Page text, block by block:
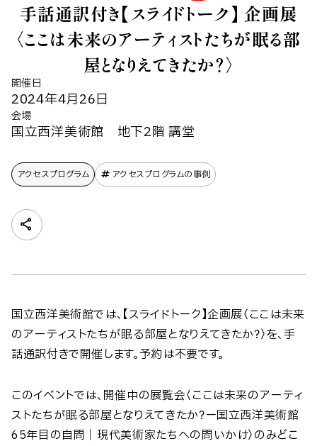
手話通訳付き【スライドトーク】 企画展
〈ここは未来のアーティストたちが眠る部
屋となりえてきたか？〉
開催日
2024年4月26日
会場
国立西洋美術館 地下2階 講堂
アクセスプログラム アクセスプログラムの事例
国立西洋美術館では、【スライドトーク】企画展〈ここは未来
のアーティストたちが眠る部屋となりえてきたか？〉を、手
話通訳付きで開催します。予約は不要です。
このイベントでは、開催中の展覧会〈ここは未来のアーティ
ストたちが眠る部屋となりえてきたか？ー国立西洋美術館
65年目の自問｜現代美術家たちへの問いかけ〉のみどこ